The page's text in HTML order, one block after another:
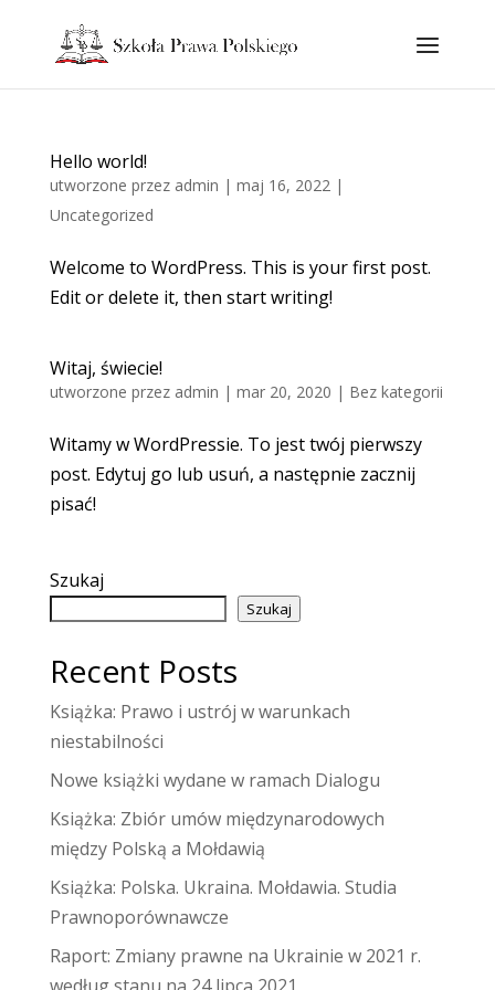
Hello world!
utworzone przez admin | maj 16, 2022|
Uncategorized
Welcome to WordPress. This is your first post.
Edit or delete it, then start writing!
Witaj, świecie!
utworzone przez admin | mar 20, 2020 | Bez kategorii
Witamy w WordPressie. To jest twój pierwszy
post. Edytuj go lub usuń, a następnie zacznij
pisać!
Szukaj
Szukaj
Recent Posts
Książka: Prawo i ustrój w warunkach
niestabilności
Nowe książki wydane w ramach Dialogu
Książka: Zbiór umów międzynarodowych
między Polską a Mołdawią
Książka: Polska. Ukraina. Mołdawia. Studia
Prawnoporównawcze
Raport: Zmiany prawne na Ukrainie w 2021 r.